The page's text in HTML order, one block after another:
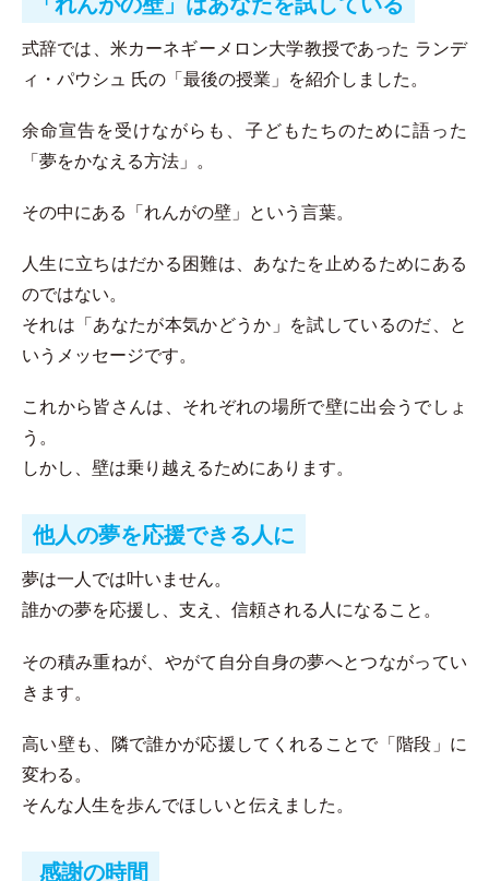
式辞では、米カーネギーメロン大学教授であった ランデ
ィ・パウシュ 氏の「最後の授業」を紹介しました。
余命宣告を受けながらも、子どもたちのために語った
「夢をかなえる方法」。
その中にある「れんがの壁」という言葉。
人生に立ちはだかる困難は、あなたを止めるためにある
のではない。
それは「あなたが本気かどうか」を試しているのだ、と
いうメッセージです。
これから皆さんは、それぞれの場所で壁に出会うでしょ
う。
しかし、壁は乗り越えるためにあります。
他人の夢を応援できる人に
夢は一人では叶いません。
誰かの夢を応援し、支え、信頼される人になること。
その積み重ねが、やがて自分自身の夢へとつながってい
きます。
高い壁も、隣で誰かが応援してくれることで「階段」に
変わる。
そんな人生を歩んでほしいと伝えました。
感謝の時間